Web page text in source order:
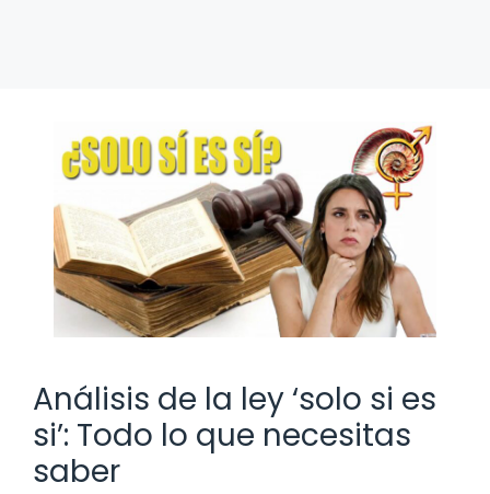
Análisis de la ley ‘solo si es
si’: Todo lo que necesitas
saber